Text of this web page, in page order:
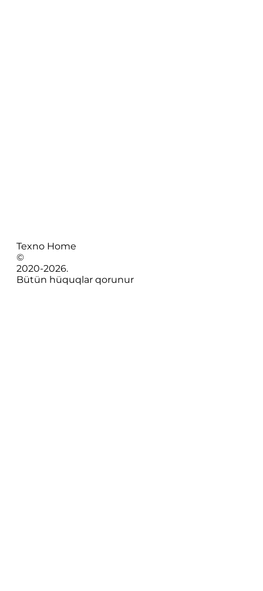
Texno Home
©
2020-2026.
Bütün hüquqlar qorunur